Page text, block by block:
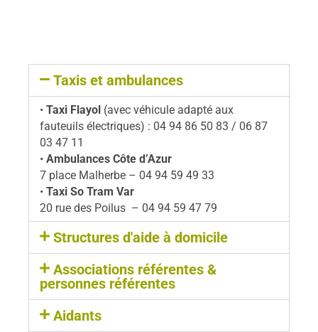
Taxis et ambulances
• Taxi Flayol (avec véhicule adapté aux
fauteuils électriques) : 04 94 86 50 83 / 06 87
03 47 11
• Ambulances Côte d’Azur
7 place Malherbe – 04 94 59 49 33
• Taxi So Tram Var
20 rue des Poilus – 04 94 59 47 79
Structures d'aide à domicile
Associations référentes &
personnes référentes ​
Aidants